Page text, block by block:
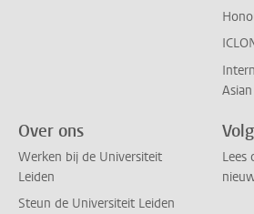
Over ons
Werken bij de Universiteit
Leiden
Steun de Universiteit Leiden
Lees